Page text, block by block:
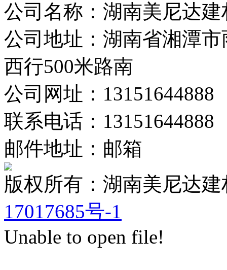
公司名称：湖南美尼达
公司地址：湖南省湘潭
西行500米路南
公司网址：13151644888
联系电话：13151644888
邮件地址：邮箱
版权所有：湖南美尼
17017685号-1
Unable to open file!